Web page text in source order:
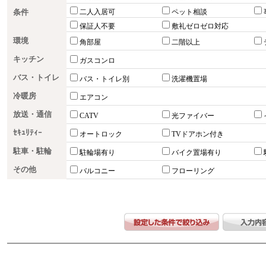
条件 二人入居可 ペット相談
保証人不要
敷礼ゼロゼロ対応
環境 角部屋 二階以上
キッチン ガスコンロ
バス・トイレ バス・トイレ別 洗濯機置場
冷暖房 エアコン
放送・通信 CATV 光ファイバー
ｾｷｭﾘﾃｨｰ オートロック TVドアホン付き
駐車・駐輪 駐輪場有り バイク置場有り
その他 バルコニー フローリング